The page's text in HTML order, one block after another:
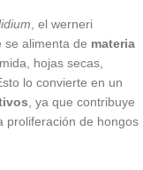
, el werneri
se alimenta de materia
hojas secas,
lo convierte en un
, ya que contribuye
proliferación de hongos